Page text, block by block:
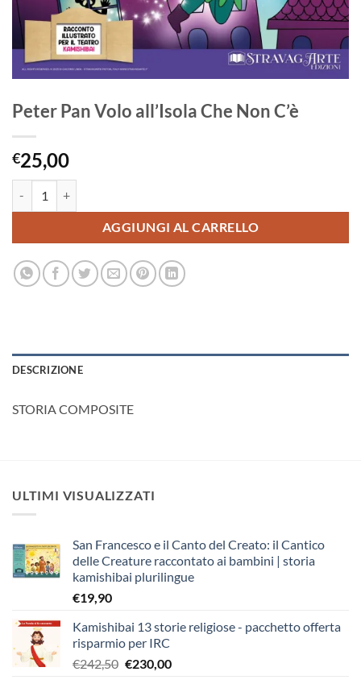
Peter Pan Volo all’Isola Che Non C’è
€25,00
AGGIUNGI AL CARRELLO
DESCRIZIONE
STORIA COMPOSITE
ULTIMI VISUALIZZATI
San Francesco e il Canto del Creato: il Cantico
delle Creature raccontato ai bambini | storia
kamishibai plurilingue
€19,90
Kamishibai 13 storie religiose - pacchetto offerta
risparmio per IRC
€242,50 Il
€230,00Il